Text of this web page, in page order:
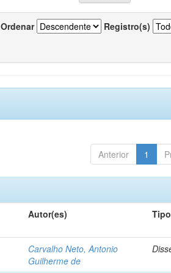
Ordenar Registro(s)
Anterior 1
Autor(es) Tipo
Carvalho Neto, Antonio
Guilherme de